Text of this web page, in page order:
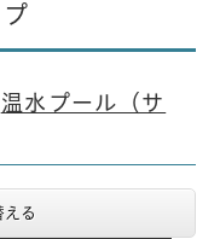
温水プール（サ
える